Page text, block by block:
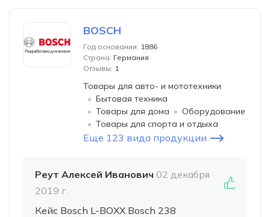
BOSCH
Год основания: 1886
Страна: Германия
Отзывы: 1
Товары для авто- и мототехники
Бытовая техника
Товары для дома
Оборудование
Товары для спорта и отдыха
Еще 123 вида продукции
Реут Алексей Иванович 02 декабря
2019 г.
Кейс Bosch L-BOXX Bosch 238